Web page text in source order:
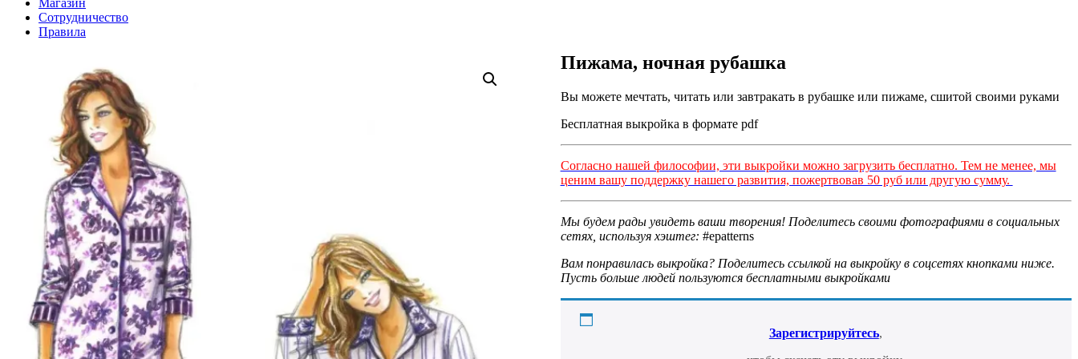
Магазин
Сотрудничество
Правила
Пижама, ночная рубашка
Вы можете мечтать, читать или завтракать в рубашке или пижаме, сшитой своими руками
Бесплатная выкройка в формате pdf
Согласно нашей философии, эти выкройки можно загрузить бесплатно. Тем не менее, мы
ценим вашу поддержку нашего развития, пожертвовав 50 руб или другую сумму.
Мы будем рады увидеть ваши творения! Поделитесь своими фотографиями в социальных
сетях, используя хэштег: #epatterns
Вам понравилась выкройка? Поделитесь ссылкой на выкройку в соцсетях кнопками ниже.
Пусть больше людей пользуются бесплатными выкройками
Зарегистрируйтесь,